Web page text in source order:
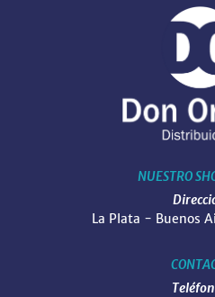
NUESTRO
La Plata - Buenos